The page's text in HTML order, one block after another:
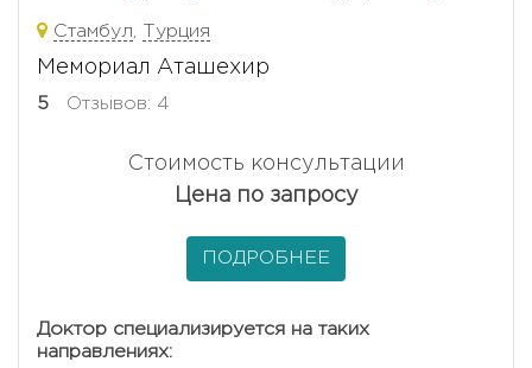
Стамбул, Турция
Мемориал Аташехир
5 Отзывов: 4
Стоимость консультации
Цена по запросу
ПОДРОБНЕЕ
Доктор специализируется на таких
направлениях: